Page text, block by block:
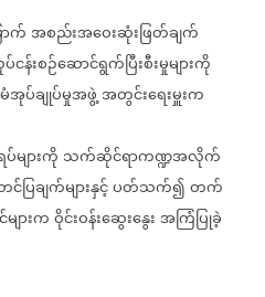
ာက်အစည်းအဝေးဆုံးဖြတ်ချက်
ငန်းစဉ်ဆောင်ရွက်ပြီးစီးမှုများကို
ပ်ချုပ်မှုအဖွဲ့အတွင်းရေးမှူးက
များကို သက်ဆိုင်ရာကဏ္ဍအလိုက်
ပြချက်များနှင့်ပတ်သက်၍တက်
ျားကဝိုင်းဝန်းဆွေးနွေးအကြံပြုခဲ့